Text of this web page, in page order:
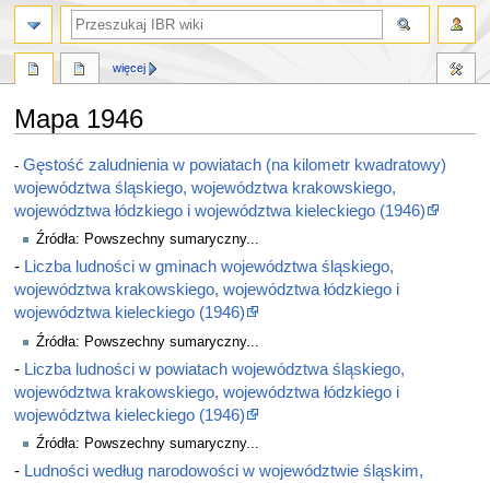
Mapa 1946
Przejdź
do
nawigacji
Przejdź
do
wyszukiwania
- Gęstość zaludnienia w powiatach (na kilometr kwadratowy)
województwa śląskiego, województwa krakowskiego,
województwa łódzkiego i województwa kieleckiego (1946)
Źródła: Powszechny sumaryczny...
- Liczba ludności w gminach województwa śląskiego,
województwa krakowskiego, województwa łódzkiego i
województwa kieleckiego (1946)
Źródła: Powszechny sumaryczny...
- Liczba ludności w powiatach województwa śląskiego,
województwa krakowskiego, województwa łódzkiego i
województwa kieleckiego (1946)
Źródła: Powszechny sumaryczny...
- Ludności według narodowości w województwie śląskim,
więcej
szukaj